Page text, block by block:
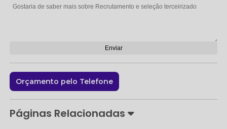
Orçamento pelo Telefone
Páginas Relacionadas